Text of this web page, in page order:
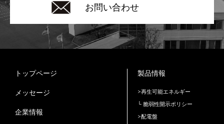
お問い合わせ
トップページ
メッセージ
企業情報
製品情報
>再生可能エネルギー
└ 脆弱性開示ポリシー
>配電盤